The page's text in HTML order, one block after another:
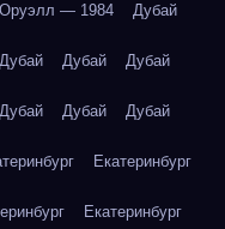
— 1984 Дубай
Дубай Дубай Дубай
Дубай Дубай Дубай
Екатеринбург
Екатеринбург